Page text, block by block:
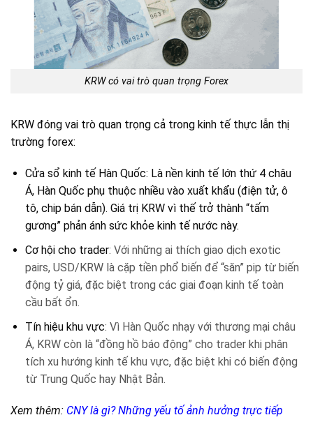
KRW có vai trò quan trọng Forex
KRW đóng vai trò quan trọng cả trong kinh tế thực lẫn thị
trường forex:
Cửa sổ kinh tế Hàn Quốc: Là nền kinh tế lớn thứ 4 châu
Á, Hàn Quốc phụ thuộc nhiều vào xuất khẩu (điện tử, ô
tô, chip bán dẫn). Giá trị KRW vì thế trở thành “tấm
gương” phản ánh sức khỏe kinh tế nước này.
Cơ hội cho trader: Với những ai thích giao dịch exotic
pairs, USD/KRW là cặp tiền phổ biến để “săn” pip từ biến
động tỷ giá, đặc biệt trong các giai đoạn kinh tế toàn
cầu bất ổn.
Tín hiệu khu vực: Vì Hàn Quốc nhạy với thương mại châu
Á, KRW còn là “đồng hồ báo động” cho trader khi phân
tích xu hướng kinh tế khu vực, đặc biệt khi có biến động
từ Trung Quốc hay Nhật Bản.
Xem thêm: CNY là gì? Những yếu tố ảnh hưởng trực tiếp